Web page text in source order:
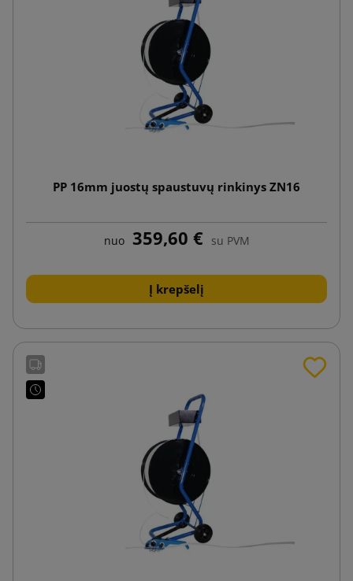
PP 16mm juostų spaustuvų rinkinys ZN16
nuo 359,60 € su PVM
Į krepšelį